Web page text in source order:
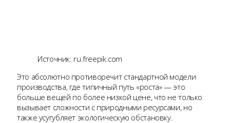
Источник: ru.freepik.com
Это абсолютно противоречит стандартной модели
производства, где типичный путь «роста» — это
больше вещей по более низкой цене, что не только
вызывает сложности с природными ресурсами, но
также усугубляет экологическую обстановку.